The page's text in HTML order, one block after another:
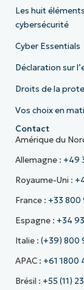
Les huit
cybersécurité
Cyber Essentials
Déclaration sur
Droits de la
Vos choix en
Contact
Amérique du
Allemagne : +49
Royaume-Uni :
France : +33 800
Espagne : +34
Italie : (+39) 800
APAC : +61 1800
Brésil : +55 (11)